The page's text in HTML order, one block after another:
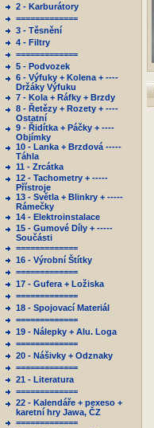
2 - Karburátory
=============
3 - Těsnění
4 - Filtry
=============
5 - Podvozek
6 - Výfuky + Kolena + ----
Držáky Výfuku
7 - Kola + Ráfky + Brzdy
8 - Řetězy + Rozety + ----
Ostatní
9 - Řidítka + Páčky + ----
Objímky
10 - Lanka + Brzdová -----
Táhla
11 - Zrcátka
12 - Tachometry + -----
Přístroje
13 - Světla + Blinkry + -----
Rámečky
14 - Elektroinstalace
15 - Gumové Díly + -----
Součásti
=============
16 - Výrobní Štítky
=============
17 - Gufera + Ložiska
=============
18 - Spojovací Materiál
=============
19 - Nálepky + Alu. Loga
=============
20 - Nášivky + Odznaky
=============
21 - Literatura
=============
22 - Kalendáře + pexeso +
karetní hry Jawa, ČZ
=============